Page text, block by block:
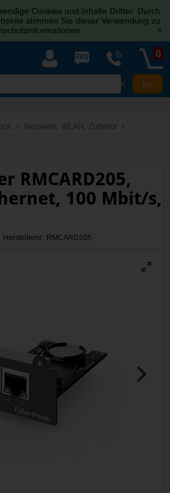
Cookies und Inhalte Dritter. Durch
stimmen Sie dieser Verwendung zu.
[x]
X
0
Netzwerk, WLAN, Zubehör
RMCARD205,
100 Mbit/s,
RMCARD205